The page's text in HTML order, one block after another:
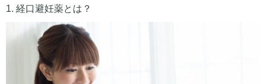
1. 経口避妊薬とは？